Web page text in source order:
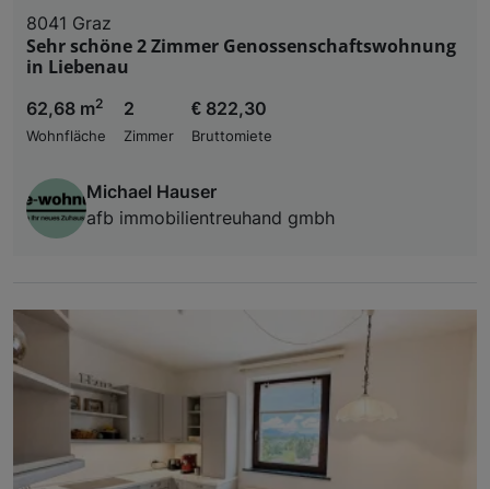
8041 Graz
Sehr schöne 2 Zimmer Genossenschaftswohnung
in Liebenau
62,68 m2
Wohnfläche
2
Zimmer
€ 822,30
Bruttomiete
Michael Hauser
afb immobilientreuhand gmbh